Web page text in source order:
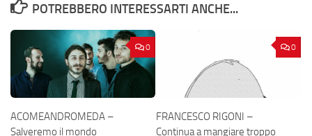
POTREBBERO INTERESSARTI ANCHE...
0
ACOMEANDROMEDA –
Salveremo il mondo
0
FRANCESCO RIGONI –
Continua a mangiare troppo